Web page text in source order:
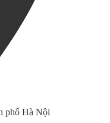
phố Hà Nội